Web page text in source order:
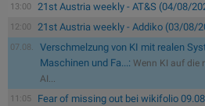
13:00 21st Austria weekly - AT&S (04/08/
12:00 21st Austria weekly - Addiko (03/08/
07.08.
Verschmelzung von KI mit realen
Maschinen und Fa...: Wenn KI auf die
AI...
11:05
Fear of missing out bei wikifolio